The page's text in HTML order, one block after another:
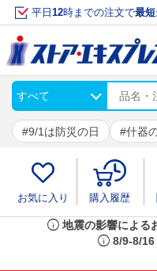
平日 12時までの注文で最
9/1は防災の日 什器
お気に入り 購入履歴
info 地震の影響による
info 8/9-8/16